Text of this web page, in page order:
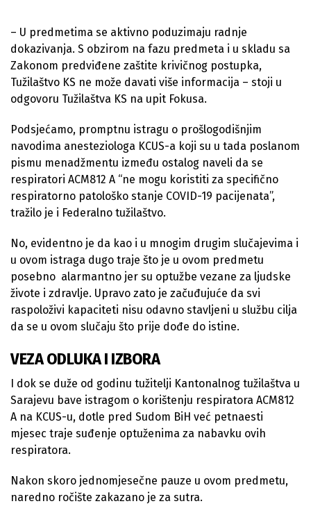
– U predmetima se aktivno poduzimaju radnje
dokazivanja. S obzirom na fazu predmeta i u skladu sa
Zakonom predviđene zaštite krivičnog postupka,
Tužilaštvo KS ne može davati više informacija – stoji u
odgovoru Tužilaštva KS na upit Fokusa.
Podsjećamo, promptnu istragu o prošlogodišnjim
navodima anesteziologa KCUS-a koji su u tada poslanom
pismu menadžmentu između ostalog naveli da se
respiratori ACM812 A “ne mogu koristiti za specifično
respiratorno patološko stanje COVID-19 pacijenata”,
tražilo je i Federalno tužilaštvo.
No, evidentno je da kao i u mnogim drugim slučajevima i
u ovom istraga dugo traje što je u ovom predmetu
posebno alarmantno jer su optužbe vezane za ljudske
živote i zdravlje. Upravo zato je začuđujuće da svi
raspoloživi kapaciteti nisu odavno stavljeni u službu cilja
da se u ovom slučaju što prije dođe do istine.
VEZA ODLUKA I IZBORA
I dok se duže od godinu tužitelji Kantonalnog tužilaštva u
Sarajevu bave istragom o korištenju respiratora ACM812
A na KCUS-u, dotle pred Sudom BiH već petnaesti
mjesec traje suđenje optuženima za nabavku ovih
respiratora.
Nakon skoro jednomjesečne pauze u ovom predmetu,
naredno ročište zakazano je za sutra.